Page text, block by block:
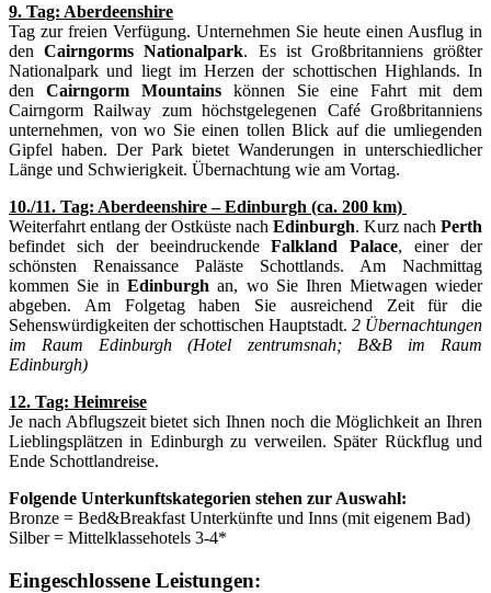
9. Tag: Aberdeenshire
Tag zur freien Verfügung. Unternehmen Sie heute einen Ausflug in
denCairngorms Nationalpark. Es ist Großbritanniens größter
Nationalpark und liegt im Herzen der schottischen Highlands. In
den Cairngorm Mountainskönnen Sie eine Fahrt mit dem
Cairngorm Railway zum höchstgelegenen Café Großbritanniens
unternehmen, von wo Sie einen tollen Blick auf die umliegenden
Gipfel haben. Der Park bietet Wanderungen in unterschiedlicher
Länge und Schwierigkeit. Übernachtung wie am Vortag.
10./11. Tag: Aberdeenshire – Edinburgh (ca. 200 km)
Weiterfahrt entlang der Ostküste nach Edinburgh. Kurz nach Perth
befindet sich der beeindruckendeFalkland Palace, einer der
schönsten Renaissance Paläste Schottlands. Am Nachmittag
kommen Sie inEdinburghan, wo Sie Ihren Mietwagen wieder
abgeben. Am Folgetag haben Sie ausreichend Zeit für die
Sehenswürdigkeiten der schottischen Hauptstadt. 2 Übernachtungen
im Raum Edinburgh (Hotel zentrumsnah; B&B im Raum
Edinburgh)
12. Tag: Heimreise
Je nach Abflugszeit bietet sich Ihnen noch die Möglichkeit an Ihren
Lieblingsplätzen in Edinburgh zu verweilen. Später Rückflug und
Ende Schottlandreise.
Folgende Unterkunftskategorien stehen zur Auswahl:
Bronze = Bed&Breakfast Unterkünfte und Inns (mit eigenem Bad)
Silber = Mittelklassehotels 3-4*
Eingeschlossene Leistungen: